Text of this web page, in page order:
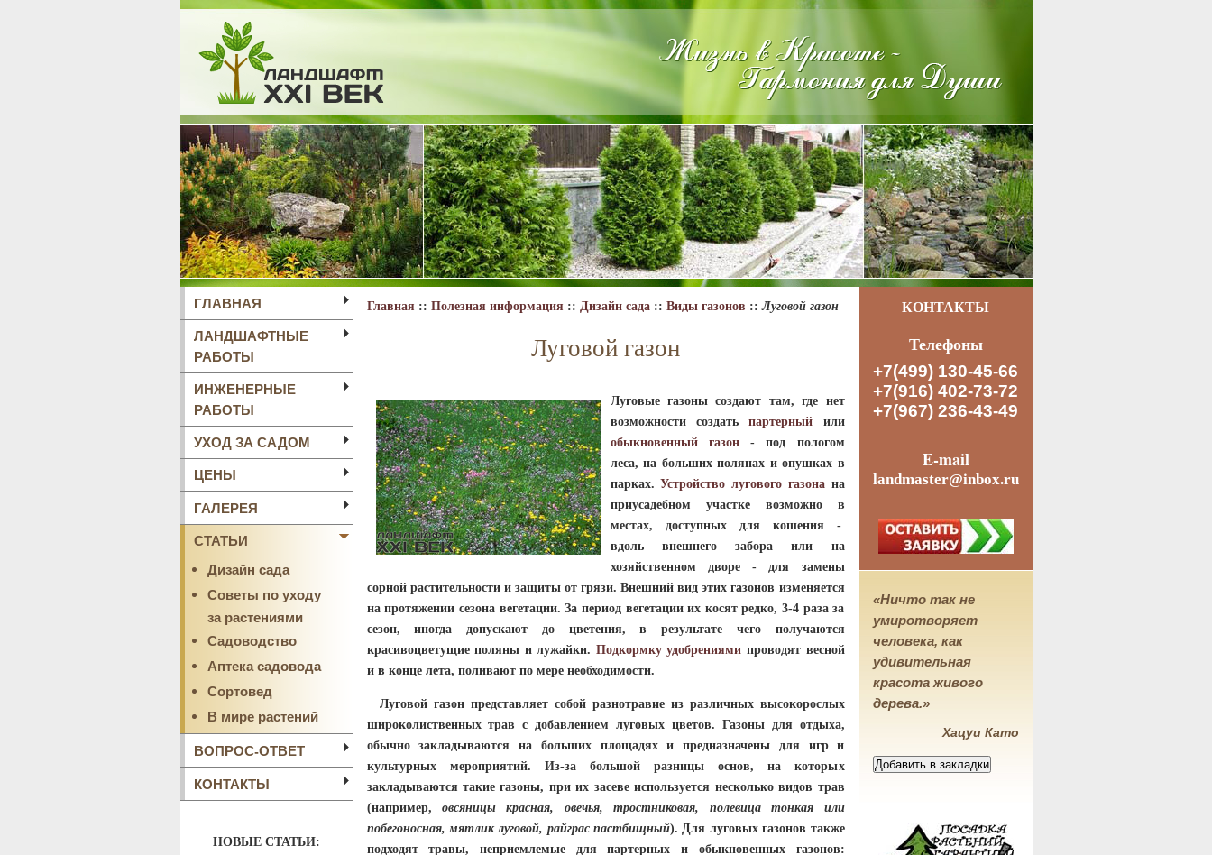
ГЛАВНАЯ
ЛАНДШАФТНЫЕ
РАБОТЫ
ИНЖЕНЕРНЫЕ
РАБОТЫ
УХОД ЗА САДОМ
ЦЕНЫ
ГАЛЕРЕЯ
СТАТЬИ
Дизайн сада
Советы по уходу
за растениями
Садоводство
Аптека садовода
Сортовед
В мире растений
ВОПРОС-ОТВЕТ
КОНТАКТЫ
НОВЫЕ СТАТЬИ:
Главная :: Полезная информация :: Дизайн сада:: Виды газонов ::Луговой газон
Луговой газон
Луговые газонысоздают там, где нет
возможности создатьпартерный или
обыкновенный газон- под пологом
леса, на больших полянах и опушках в
парках.Устройство лугового газонана
приусадебном участке возможно в
местах, доступных для кошения -
вдоль внешнего забора или на
хозяйственном дворе - для замены
сорной растительности и защиты от грязи. Внешний вид этих газонов изменяется
на протяжении сезона вегетации. За период вегетации их косят редко, 3-4 раза за
сезон, иногда допускают до цветения, в результате чего получаются
красивоцветущие поляны и лужайки. Подкормку удобрениями проводят весной
и в конце лета, поливают по мере необходимости.
Луговой газон представляет собой разнотравие из различных высокорослых
широколиственных трав с добавлением луговых цветов. Газоны для отдыха,
обычно закладываются на больших площадях и предназначены для игр и
культурных мероприятий. Из-за большой разницы основ, на которых
закладываются такие газоны, при их засеве используется несколько видов трав
(например, овсяницы красная, овечья, тростниковая, полевица тонкая или
побегоносная, мятлик луговой, райграс пастбищный). Для луговых газонов также
подходят травы, неприемлемые для партерных и обыкновенных газонов:
КОНТАКТЫ
Телефоны
+7(499) 130-45-66
+7(916) 402-73-72
+7(967) 236-43-49
E-mail
landmaster@inbox.ru
«Ничто так не
умиротворяет
человека, как
удивительная
красота живого
дерева.»
Хацуи Като